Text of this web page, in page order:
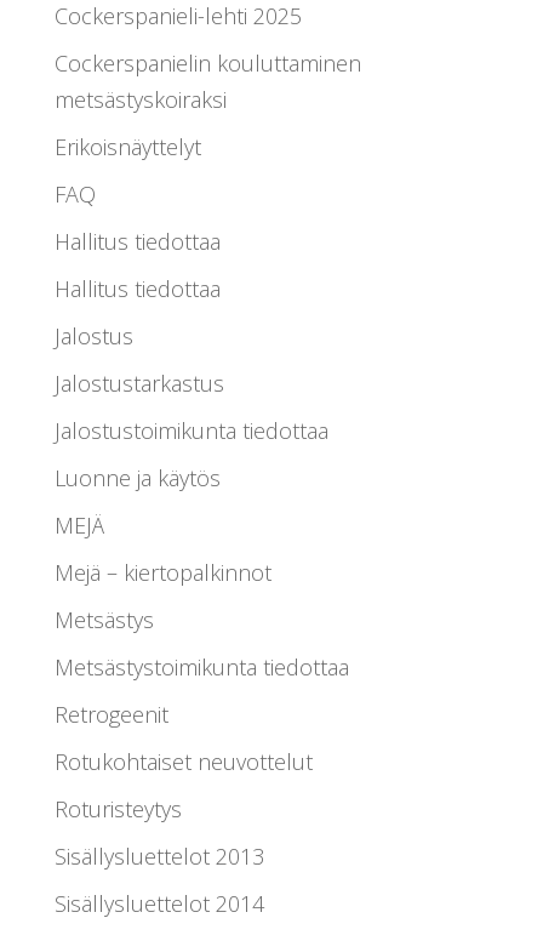
Cockerspanieli-lehti 2025
Cockerspanielin kouluttaminen
metsästyskoiraksi
Erikoisnäyttelyt
FAQ
Hallitus tiedottaa
Hallitus tiedottaa
Jalostus
Jalostustarkastus
Jalostustoimikunta tiedottaa
Luonne ja käytös
MEJÄ
Mejä – kiertopalkinnot
Metsästys
Metsästystoimikunta tiedottaa
Retrogeenit
Rotukohtaiset neuvottelut
Roturisteytys
Sisällysluettelot 2013
Sisällysluettelot 2014